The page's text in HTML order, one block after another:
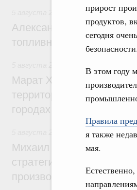
прирост
продуктов,
сегодня
В этом году
Правила
я также
мая.
Оборот бензина и
Александр Новак
топливном рынке
Марат Хуснуллин:
территорий в Донбассе
городах ДНР
Вопросы
Михаил Мишустин дал
стратегической
производительности